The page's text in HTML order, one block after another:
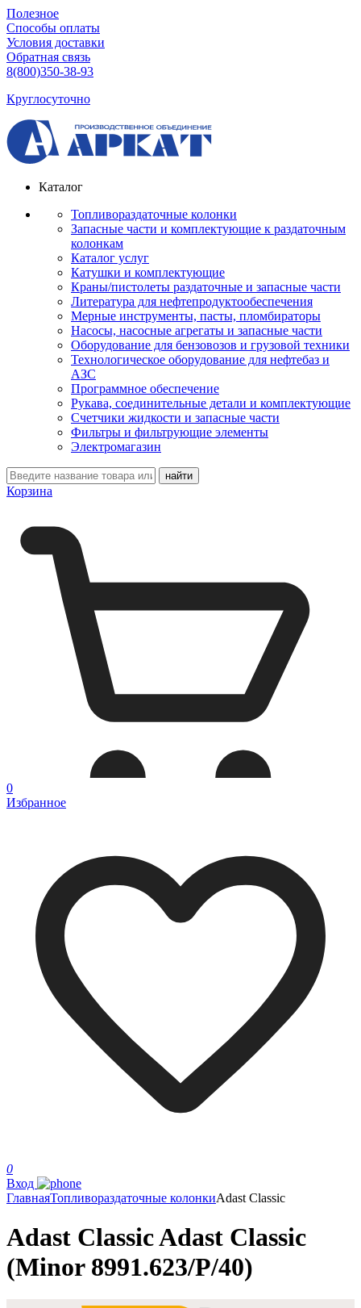
Полезное
Способы оплаты
Условия доставки
Обратная связь
8(800)350-38-93
Круглосуточно
Каталог
Топливораздаточные колонки
Запасные части и комплектующие к раздаточным
колонкам
Каталог услуг
Катушки и комплектующие
Краны/пистолеты раздаточные и запасные части
Литература для нефтепродуктообеспечения
Мерные инструменты, пасты, пломбираторы
Насосы, насосные агрегаты и запасные части
Оборудование для бензовозов и грузовой техники
Технологическое оборудование для нефтебаз и
АЗС
Программное обеспечение
Рукава, соединительные детали и комплектующие
Счетчики жидкости и запасные части
Фильтры и фильтрующие элементы
Электромагазин
Корзина
0
Избранное
0
Вход
ГлавнаяТопливораздаточные колонкиAdast Classic
Adast Classic Adast Classic
(Minor 8991.623/P/40)